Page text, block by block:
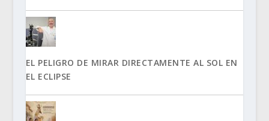
EL PELIGRO DE MIRAR DIRECTAMENTE AL SOL EN
EL ECLIPSE